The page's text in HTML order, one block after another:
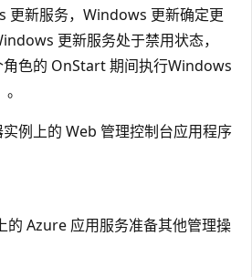
更新服务，Windows 更新确定更
更新服务处于禁用状态，
色的 OnStart 期间执行Windows
例上的 Web 管理控制台应用程序
的 Azure 应用服务准备其他管理操